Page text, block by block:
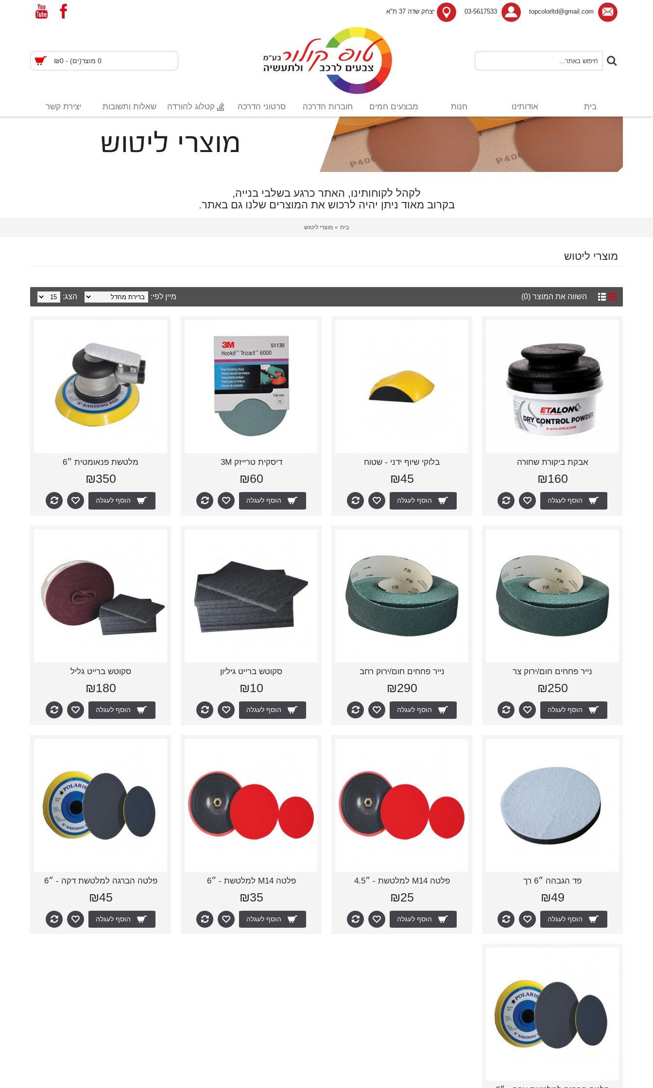
topcolorltd@gmail.com
03-5617533 יצחק שדה 37 ת"א
0 מוצר(ים) - ₪0
בית אודותינו חנות מבצעים חמים חוברות הדרכה סרטוני הדרכה קטלוג להורדה שאלות ותשובות יצירת קשר
לקהל לקוחותינו, האתר כרגע בשלבי בנייה,
בקרוב מאוד ניתן יהיה לרכוש את המוצרים שלנו גם באתר.
בית מוצרי ליטוש
מוצרי ליטוש
השווה את המוצר (0) הצג: מיין לפי:
אבקת ביקורת שחורה
₪160
הוסף לעגלה
בלוקי שיוף ידני - שטוח
₪45
הוסף לעגלה
דיסקית טרייזק 3M
₪60
הוסף לעגלה
מלטשת פנאומטית ״6
₪350
הוסף לעגלה
נייר פחחים חום/ירוק צר
₪250
הוסף לעגלה
נייר פחחים חום/ירוק רחב
₪290
הוסף לעגלה
סקוטש ברייט גיליון
₪10
הוסף לעגלה
סקוטש ברייט גליל
₪180
הוסף לעגלה
פד הגבהה ״6 רך
₪49
הוסף לעגלה
פלטה M14 למלטשת - ״4.5
₪25
הוסף לעגלה
פלטה M14 למלטשת - ״6
₪35
הוסף לעגלה
פלטה הברגה למלטשת דקה - ״6
₪45
הוסף לעגלה